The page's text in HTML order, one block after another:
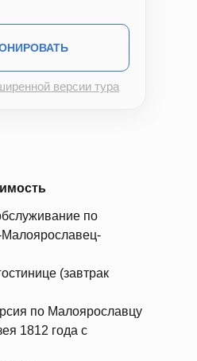
версии тура
по
(завтрак
по Малоярославцу
1812 года с